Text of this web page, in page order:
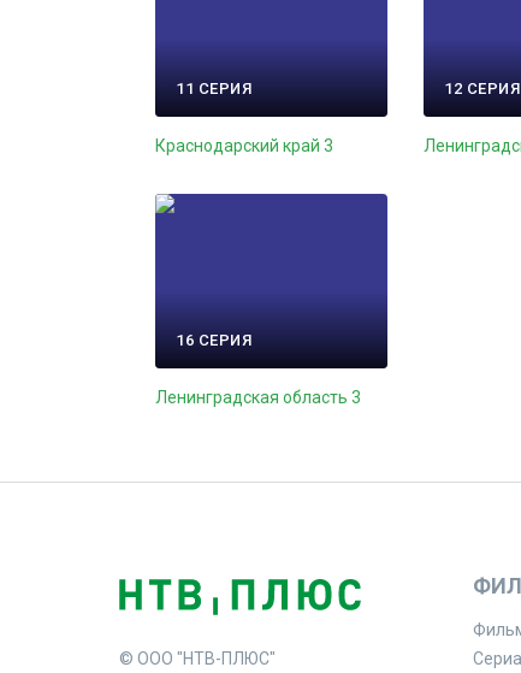
11 СЕРИЯ
Краснодарский край 3
12 СЕРИЯ
16 СЕРИЯ
Ленинградская область 3
© ООО "НТВ-ПЛЮС"